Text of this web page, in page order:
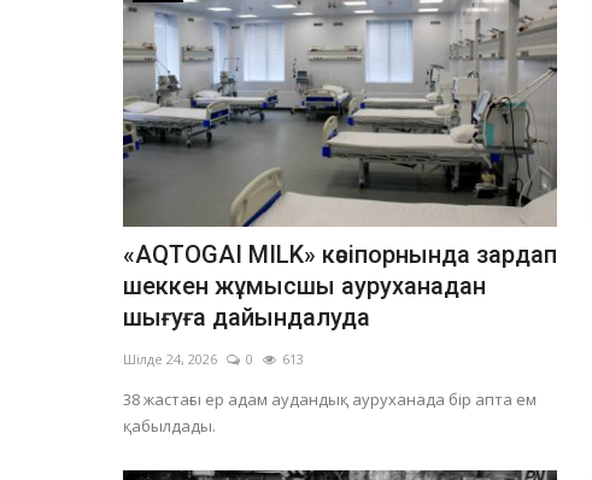
«AQTOGAI MILK» кәсіпорнында зардап
шеккен жұмысшы ауруханадан
шығуға дайындалуда
Шілде 24, 2026 0 613
38 жастағы ер адам аудандық ауруханада бір апта ем
қабылдады.